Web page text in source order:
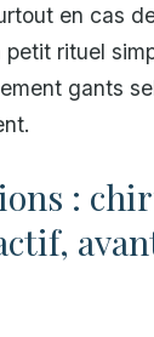
en cas
rituel
gants
: